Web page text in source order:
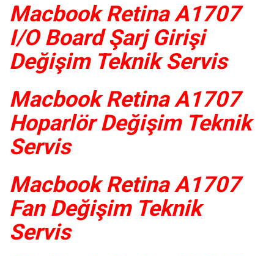
Macbook Retina A1707
I/O Board Şarj Girişi
Değişim Teknik Servis
Macbook Retina A1707
Hoparlör Değişim Teknik
Servis
Macbook Retina A1707
Fan Değişim Teknik
Servis